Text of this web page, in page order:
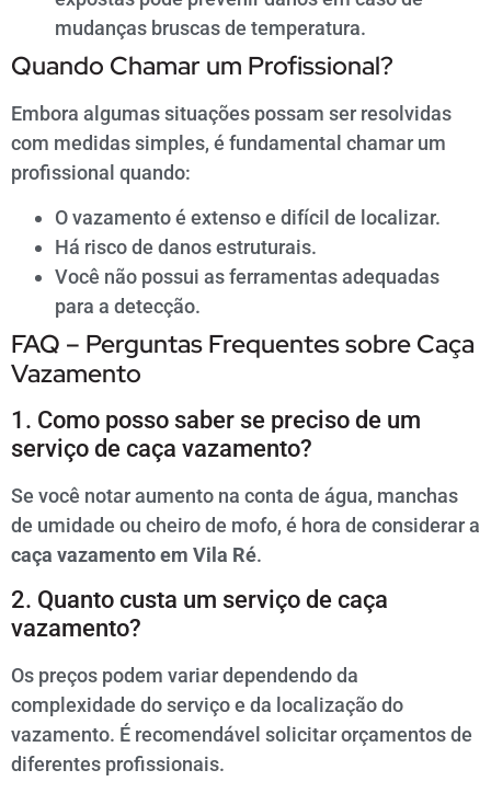
mudanças bruscas de temperatura.
Quando Chamar um Profissional?
Embora algumas situações possam ser resolvidas
com medidas simples, é fundamental chamar um
profissional quando:
O vazamento é extenso e difícil de localizar.
Há risco de danos estruturais.
Você não possui as ferramentas adequadas
para a detecção.
FAQ – Perguntas Frequentes sobre Caça
Vazamento
1. Como posso saber se preciso de um
serviço de caça vazamento?
Se você notar aumento na conta de água, manchas
de umidade ou cheiro de mofo, é hora de considerar a
caça vazamento em Vila Ré.
2. Quanto custa um serviço de caça
vazamento?
Os preços podem variar dependendo da
complexidade do serviço e da localização do
vazamento. É recomendável solicitar orçamentos de
diferentes profissionais.